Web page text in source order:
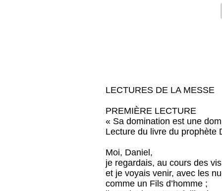
LECTURES DE LA MESSE
PREMIÈRE LECTURE
« Sa domination est une
Lecture du livre du prophète
Moi, Daniel,
je regardais, au cours des
et je voyais venir, avec les
comme un Fils d’homme ;